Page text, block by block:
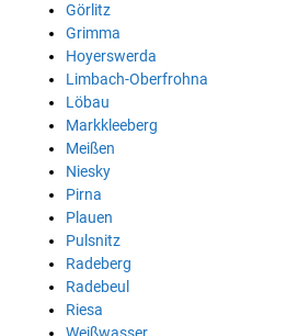
Görlitz
Grimma
Hoyerswerda
Limbach-Oberfrohna
Löbau
Markkleeberg
Meißen
Niesky
Pirna
Plauen
Pulsnitz
Radeberg
Radebeul
Riesa